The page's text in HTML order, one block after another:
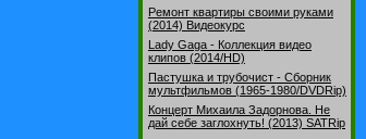
Ремонт квартиры своими руками
(2014) Видеокурс
Lady Gaga - Коллекция видео
клипов (2014/HD)
Пастушка и трубочист - Сборник
мультфильмов (1965-1980/DVDRip)
Концерт Михаила Задорнова. Не
дай себе заглохнуть! (2013) SATRip